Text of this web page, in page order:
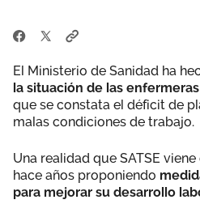
El Ministerio de Sanidad ha
la situación de las
que se constata el déficit de
malas condiciones de trabajo.
Una realidad que SATSE
hace años proponiendo
para mejorar su desarrollo